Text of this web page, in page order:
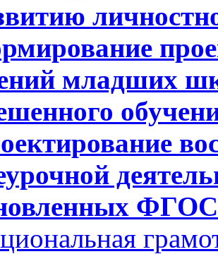
младших